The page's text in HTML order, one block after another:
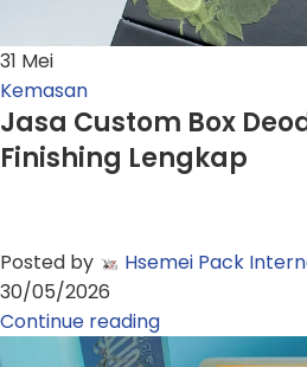
31 Mei
Kemasan
Jasa Custom Box
Finishing Lengkap
Posted by
Hsemei Pack
30/05/2026
Continue reading